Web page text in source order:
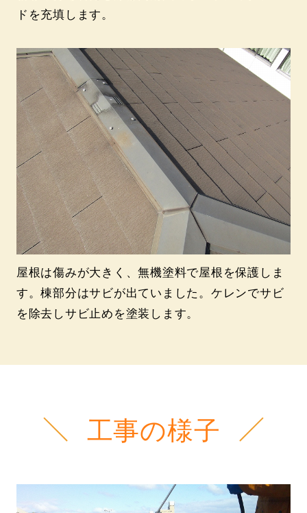
ドを充填します。
屋根は傷みが大きく、無機塗料で屋根を保護しま
す。棟部分はサビが出ていました。ケレンでサビ
を除去しサビ止めを塗装します。
工事の様子